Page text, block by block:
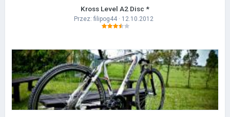
Kross Level A2 Disc *
Przez: filipog44· 12.10.2012